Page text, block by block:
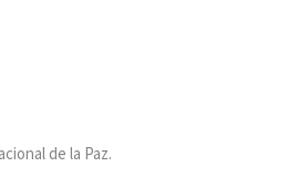
de la Paz.